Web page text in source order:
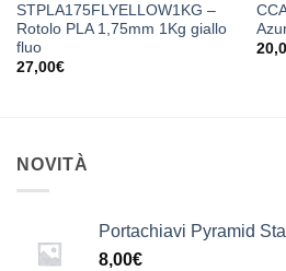
STPLA175FLYELLOW1KG –
Rotolo PLA 1,75mm 1Kg giallo
fluo
27,00€
NOVITÀ
Portachiavi Pyramid
8,00€